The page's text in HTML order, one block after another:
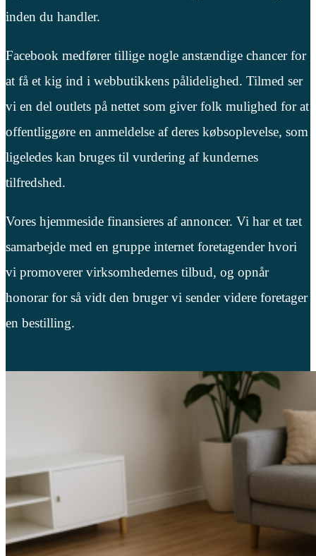
inden du handler.
Facebook medfører tillige nogle anstændige chancer for
at få et kig ind i webbutikkens pålidelighed. Tilmed ser
vi en del outlets på nettet som giver folk mulighed for at
offentliggøre en anmeldelse af deres købsoplevelse, som
ligeledes kan bruges til vurdering af kundernes
tilfredshed.
Vores hjemmeside finansieres af annoncer. Vi har et tæt
samarbejde med en gruppe internet foretagender hvori
vi promoverer virksomhedernes tilbud, og opnår
honorar for så vidt den bruger vi sender videre foretager
en bestilling.